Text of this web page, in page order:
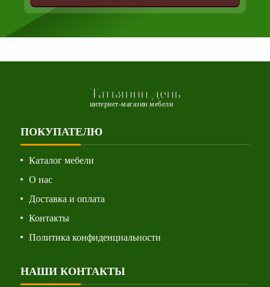
Татьянин день
интернет-магазин мебели
ПОКУПАТЕЛЮ
Каталог мебели
О нас
Доставка и оплата
Контакты
Политика конфиденциальности
НАШИ КОНТАКТЫ